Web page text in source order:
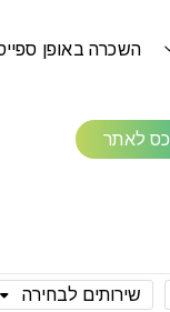
השכרה באופן
לאתר
שירותים לבחירה